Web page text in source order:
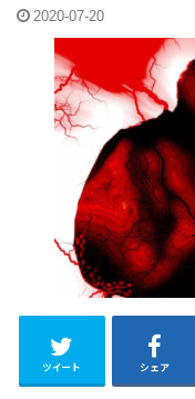
2020-07-20
ツイート シェア